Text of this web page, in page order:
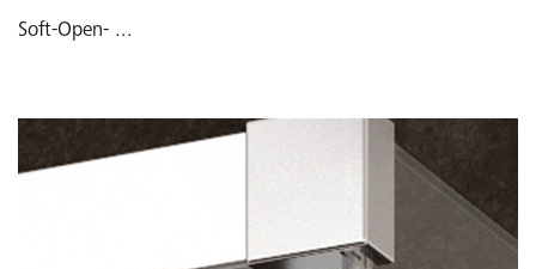
Soft-Open- ...